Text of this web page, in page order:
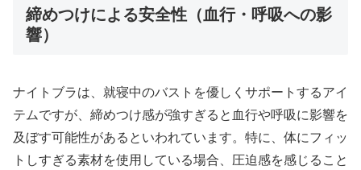
締めつけによる安全性（血行・呼吸への影
響）
ナイトブラは、就寝中のバストを優しくサポートするアイ
テムですが、締めつけ感が強すぎると血行や呼吸に影響を
及ぼす可能性があるといわれています。特に、体にフィッ
トしすぎる素材を使用している場合、圧迫感を感じること